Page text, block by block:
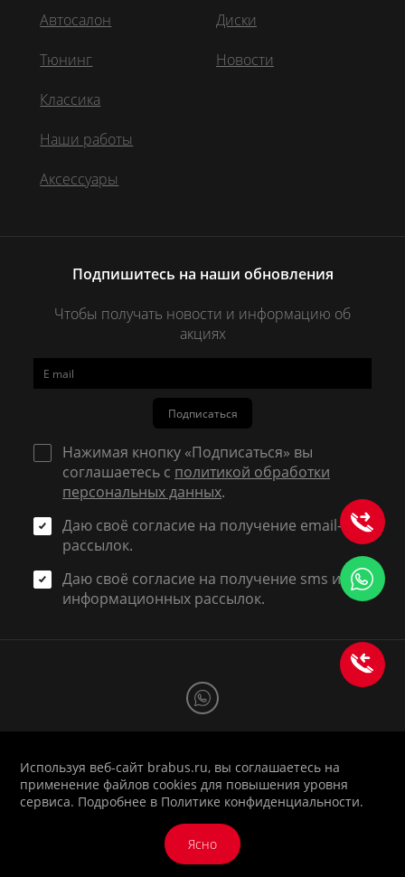
Автосалон
Тюнинг
Классика
Наши работы
Аксессуары
Диски
Новости
Подпишитесь на наши обновления
Чтобы получать новости и информацию об
акциях
Подписаться
Нажимая кнопку «Подписаться» вы
соглашаетесь с политикой обработки
персональных данных.
Даю своё согласие на получение email-
рассылок.
Даю своё согласие на получение sms и
информационных рассылок.
1998-2026 © BRABUS RUSSIA
Политика
| Оферта | Реквизиты |
Вход для
Разработка сайта
Используя веб-сайт brabus.ru, вы соглашаетесь на
применение файлов cookies для повышения уровня
сервиса. Подробнее в Политике конфиденциальности.
Ясно